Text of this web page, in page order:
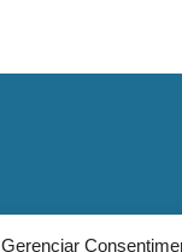
Gerenciar